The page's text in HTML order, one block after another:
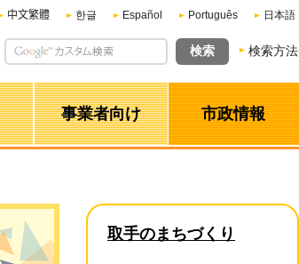
中文繁體 한글 Español Português 日本語
検索方法
事業者向け 市政情報
取手のまちづくり